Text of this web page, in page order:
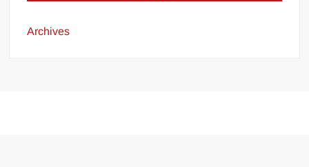
Archives